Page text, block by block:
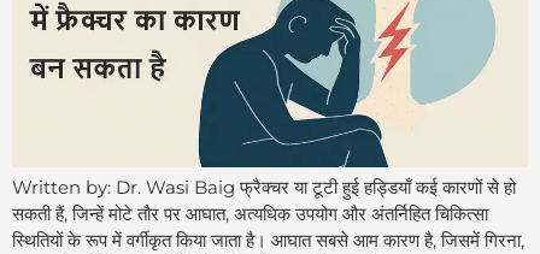
Written by: Dr. Wasi Baig फ्रैक्चर या टूटी हुई हड्डियाँ कई कारणों से हो
सकती हैं, जिन्हें मोटे तौर पर आघात, अत्यधिक उपयोग और अंतर्निहित चिकित्सा
स्थितियों के रूप में वर्गीकृत किया जाता है। आघात सबसे आम कारण है, जिसमें गिरना,